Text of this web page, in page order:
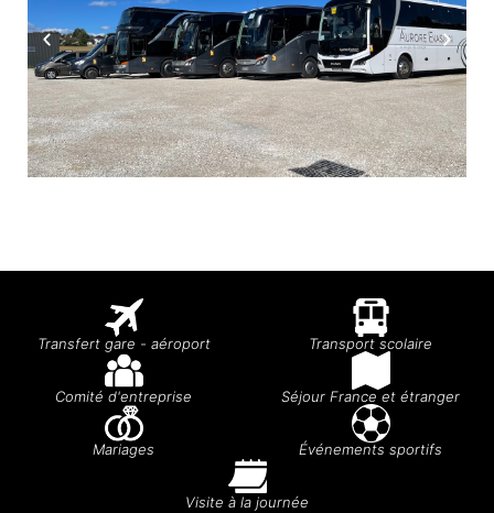
Transfert gare - aéroport Transport scolaire
Comité d'entreprise Séjour France et étranger
Mariages Événements sportifs
Visite à la journée